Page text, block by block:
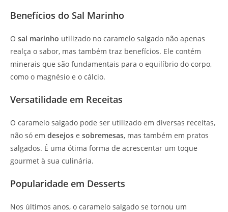
Benefícios do Sal Marinho
O sal marinho utilizado no caramelo salgado não apenas
realça o sabor, mas também traz benefícios. Ele contém
minerais que são fundamentais para o equilíbrio do corpo,
como o magnésio e o cálcio.
Versatilidade em Receitas
O caramelo salgado pode ser utilizado em diversas receitas,
não só em desejos e sobremesas, mas também em pratos
salgados. É uma ótima forma de acrescentar um toque
gourmet à sua culinária.
Popularidade em Desserts
Nos últimos anos, o caramelo salgado se tornou um